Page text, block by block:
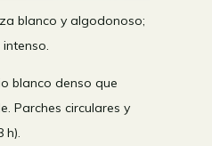
blanco y algodonoso;
blanco denso que
Parches circulares y
h).